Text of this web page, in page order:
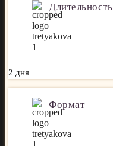
Длительность
2 дня
Формат